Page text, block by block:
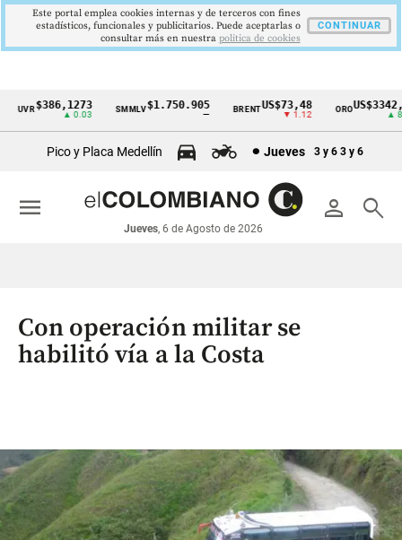
Cintillo
económicos
Colombia
UVR$386,1273
▲ 0.03
SMMLV$1.750.905 BRENTUS$73,48
▼ 1.12
ORO
▲
Pico y Placa Medellín Jueves 3 y 6 3 y 6
person search
Jueves, 6 de Agosto de 2026
menu
Con operación militar se
habilitó vía a la Costa
Este portal emplea cookies internas y de terceros con fines
estadísticos, funcionales y publicitarios. Puede aceptarlas o
consultar más en nuestra politica de cookies
CONTINUAR